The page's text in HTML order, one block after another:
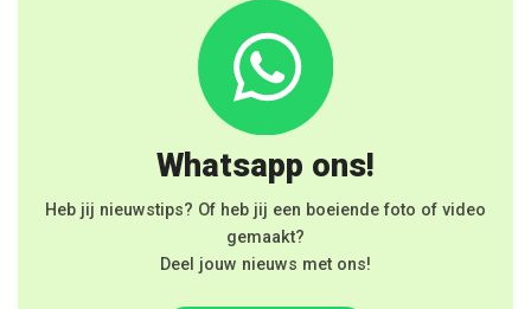
Whatsapp ons!
Heb jij nieuwstips? Of heb jij een boeiende foto of video
gemaakt?
Deel jouw nieuws met ons!